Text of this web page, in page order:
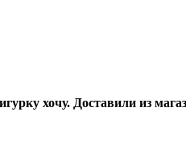
хочу. Доставили из